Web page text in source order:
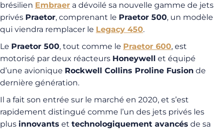
brésilien Embraer a dévoilé sa nouvelle gamme de jets
privés Praetor, comprenant le Praetor 500, un modèle
qui viendra remplacer le Legacy 450.
Le Praetor 500, tout comme le Praetor 600, est
motorisé par deux réacteurs Honeywell et équipé
d’une avionique Rockwell Collins Proline Fusion de
dernière génération.
Il a fait son entrée sur le marché en 2020, et s’est
rapidement distingué comme l’un des jets privés les
plus innovants et technologiquement avancés de sa